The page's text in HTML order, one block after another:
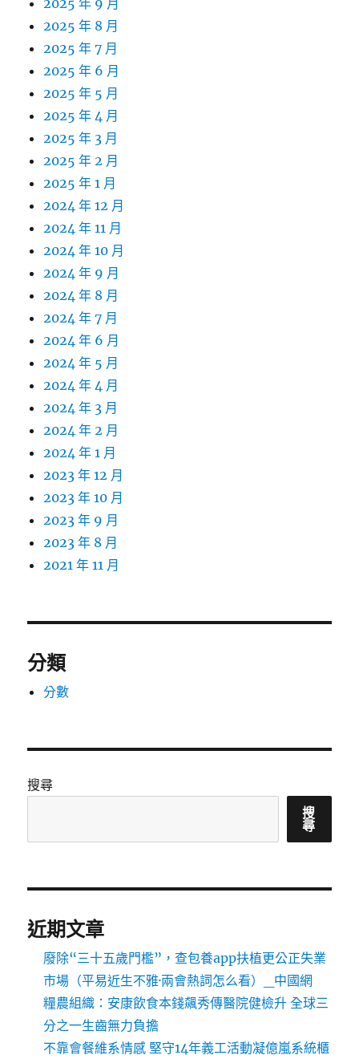
2025 年 9 月
2025 年 8 月
2025 年 7 月
2025 年 6 月
2025 年 5 月
2025 年 4 月
2025 年 3 月
2025 年 2 月
2025 年 1 月
2024 年 12 月
2024 年 11 月
2024 年 10 月
2024 年 9 月
2024 年 8 月
2024 年 7 月
2024 年 6 月
2024 年 5 月
2024 年 4 月
2024 年 3 月
2024 年 2 月
2024 年 1 月
2023 年 12 月
2023 年 10 月
2023 年 9 月
2023 年 8 月
2021 年 11 月
分類
分數
搜尋
搜
尋
近期文章
廢除“三十五歲門檻”，查包養app扶植更公正失業
市場（平易近生不雅·兩會熱詞怎么看）_中國網
糧農組織：安康飲食本錢飆秀傳醫院健檢升 全球三
分之一生齒無力負擔
不靠會餐維系情感 堅守14年義工活動凝億嵐系統櫃